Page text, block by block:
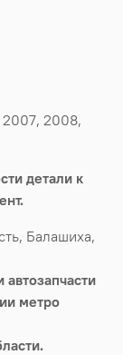
2008,
детали к
Балашиха,
метро